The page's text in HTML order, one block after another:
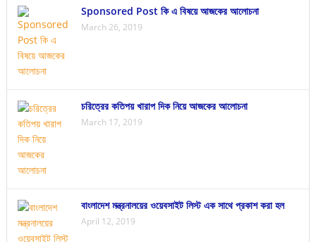
Sponsored Post কি এ বিষয়ে আজকের আলোচনা
March 26, 2019
চরিত্রের কতিপয় খারাপ দিক নিয়ে আজকের আলোচনা
March 17, 2019
বাংলাদেশ মন্ত্রনালয়ের ওয়েবসাইট লিস্ট এক সাথে প্রকাশ করা হল
April 12, 2019